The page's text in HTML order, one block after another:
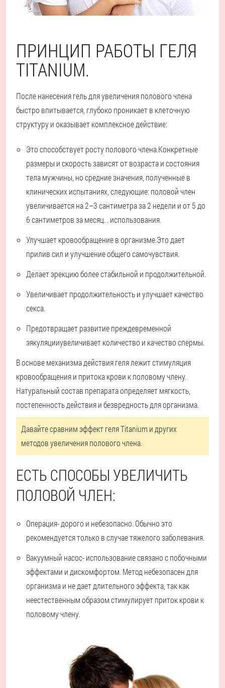
ПРИНЦИП РАБОТЫ ГЕЛЯ
TITANIUM.
После нанесения гель для увеличения полового члена
быстро впитывается, глубоко проникает в клеточную
структуру и оказывает комплексное действие:
Это способствует росту полового члена.Конкретные
размеры и скорость зависят от возраста и состояния
тела мужчины, но средние значения, полученные в
клинических испытаниях, следующие: половой член
увеличивается на 2–3 сантиметра за 2 недели и от 5 до
6 сантиметров за месяц. . использования.
Улучшает кровообращение в организме.Это дает
прилив сил и улучшение общего самочувствия.
Делает эрекцию более стабильной и продолжительной.
Увеличивает продолжительность и улучшает качество
секса.
Предотвращает развитие преждевременной
эякуляцииувеличивает количество и качество спермы.
В основе механизма действия геля лежит стимуляция
кровообращения и притока крови к половому члену.
Натуральный состав препарата определяет мягкость,
постепенность действия и безвредность для организма.
Давайте сравним эффект геля Titanium и других
методов увеличения полового члена.
ЕСТЬ СПОСОБЫ УВЕЛИЧИТЬ
ПОЛОВОЙ ЧЛЕН:
Операция- дорого и небезопасно. Обычно это
рекомендуется только в случае тяжелого заболевания.
Вакуумный насос- использование связано с побочными
эффектами и дискомфортом. Метод небезопасен для
организма и не дает длительного эффекта, так как
неестественным образом стимулирует приток крови к
половому члену.